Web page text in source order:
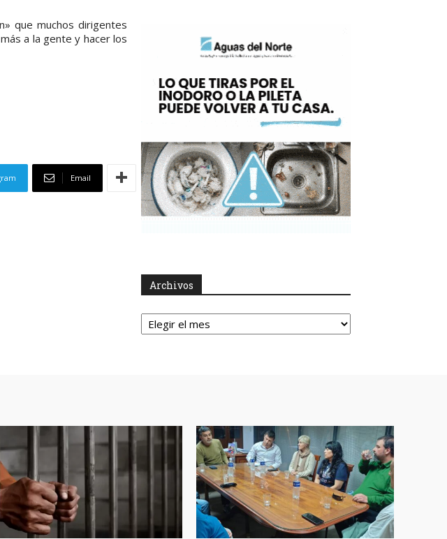
que muchos dirigentes
a la gente y hacer los
Email
Archivos
Archivos